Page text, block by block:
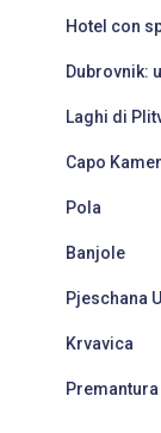
Hotel con
Dubrovnik:
Laghi di
Capo
Pola
Banjole
Pjeschana
Krvavica